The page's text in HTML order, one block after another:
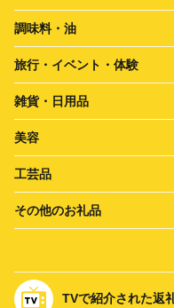
調味料・油
旅行・イベント・体験
雑貨・日用品
美容
工芸品
その他のお礼品
TVで紹介された返